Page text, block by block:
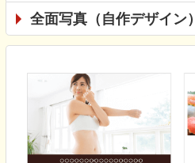
全面写真（自作デザイン）